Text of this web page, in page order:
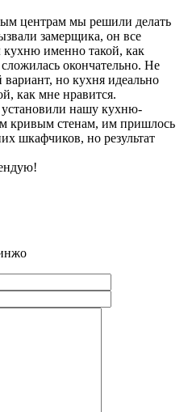
центрам мы решили делать
замерщика, он все
кухню именно такой, как
окончательно. Не
но кухня идеально
как мне нравится.
нашу кухню-
кривым стенам, им пришлось
шкафчиков, но результат